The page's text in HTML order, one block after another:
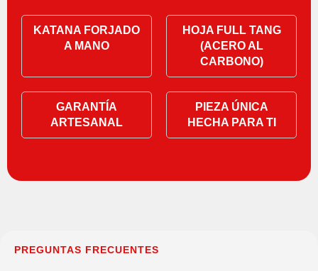
KATANA FORJADO
A MANO
HOJA FULL TANG
(ACERO AL
CARBONO)
GARANTÍA
ARTESANAL
PIEZA ÚNICA
HECHA PARA TI
PREGUNTAS FRECUENTES